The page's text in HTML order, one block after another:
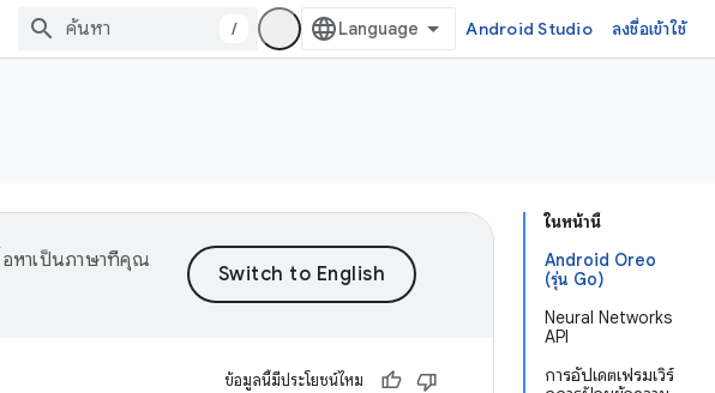
/ Android Studio ลงชื่อเข้าใช้
ในหน้านี้
Android Oreo
(รุ่น Go)
Neural Networks
API
การอัปเดตเฟรมเวิร์
หาเป็นภาษาที่คุณ
ข้อมูลนี้มีประโยชน์ไหม